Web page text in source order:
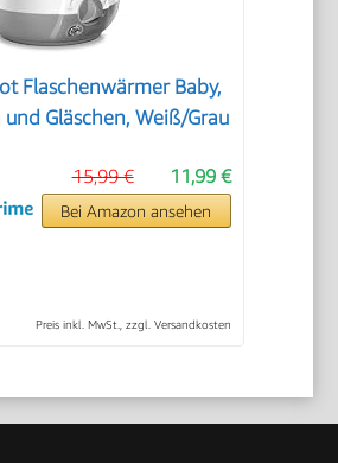
Flaschenwärmer Baby,
Gläschen, Weiß/Grau
11,99 €
15,99 €
Bei Amazon ansehen
Preis inkl. MwSt., zzgl. Versandkosten